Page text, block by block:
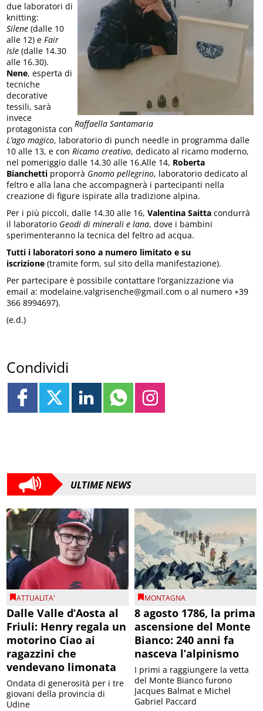
Raffaella Santamaria
due laboratori di
knitting:
Silene (dalle 10
alle 12) eFair
Isle (dalle 14.30
alle 16.30).
Nene, esperta di
tecniche
decorative
tessili, sarà
invece
protagonista con
L’ago magico, laboratorio di punch needle in programma dalle
10 alle 13, e conRicamo creativo, dedicato al ricamo moderno,
nel pomeriggio dalle 14.30 alle 16.Alle 14, Roberta
Bianchetti proporrà Gnomo pellegrino, laboratorio dedicato al
feltro e alla lana che accompagnerà i partecipanti nella
creazione di figure ispirate alla tradizione alpina.
Per i più piccoli, dalle 14.30 alle 16,Valentina Saittacondurrà
il laboratorio Geodi di minerali e lana, dove i bambini
sperimenteranno la tecnica del feltro ad acqua.
Tutti i laboratori sono a numero limitato e su
iscrizione (tramite form, sul sito della manifestazione).
Per partecipare è possibile contattare l’organizzazione via
email a: modelaine.valgrisenche@gmail.com o al numero +39
366 8994697).
(e.d.)
Condividi
ULTIME NEWS
ATTUALITA'
Dalle Valle d’Aosta al
Friuli: Henry regala un
motorino Ciao ai
ragazzini che
vendevano limonata
Ondata di generosità per i tre
giovani della provincia di
Udine
MONTAGNA
8 agosto 1786, la prima
ascensione del Monte
Bianco: 240 anni fa
nasceva l’alpinismo
I primi a raggiungere la vetta
del Monte Bianco furono
Jacques Balmat e Michel
Gabriel Paccard